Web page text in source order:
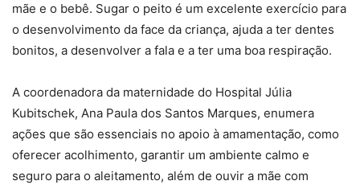
mãe e o bebê. Sugar o peito é um excelente exercício para
o desenvolvimento da face da criança, ajuda a ter dentes
bonitos, a desenvolver a fala e a ter uma boa respiração.
A coordenadora da maternidade do Hospital Júlia
Kubitschek, Ana Paula dos Santos Marques, enumera
ações que são essenciais no apoio à amamentação, como
oferecer acolhimento, garantir um ambiente calmo e
seguro para o aleitamento, além de ouvir a mãe com